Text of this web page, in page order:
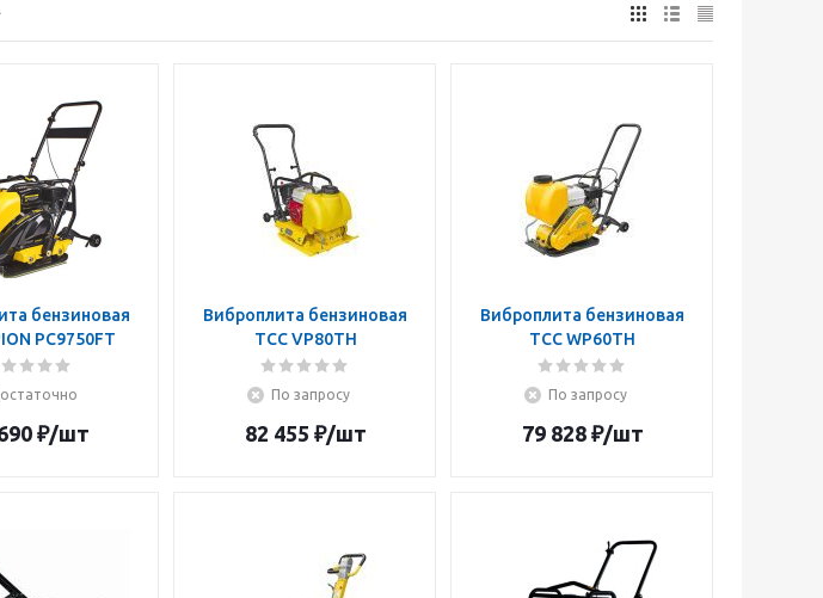
бензиновая
PC9750FT
₽/шт
Виброплита бензиновая
ТСС VP80TH
По запросу
82 455 ₽/шт
Виброплита бензиновая
ТСС WP60TH
По запросу
79 828₽/шт